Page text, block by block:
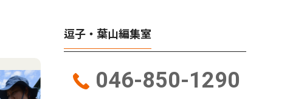
逗子・葉山編集室
046-850-1290